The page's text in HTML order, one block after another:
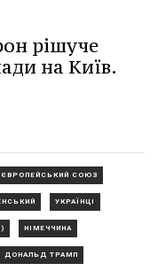
рішуче
на Київ.
ЄВРОПЕЙСЬКИЙ СОЮЗ
УКРАЇНЦІ
НІМЕЧЧИНА
ДОНАЛЬД ТРАМП